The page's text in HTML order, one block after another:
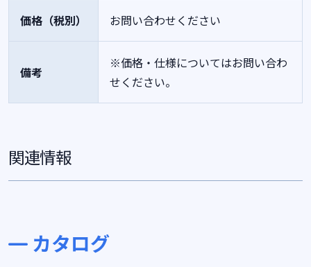
価格（税別） お問い合わせください
備考
※価格・仕様についてはお問い合わ
せください。
関連情報
カタログ